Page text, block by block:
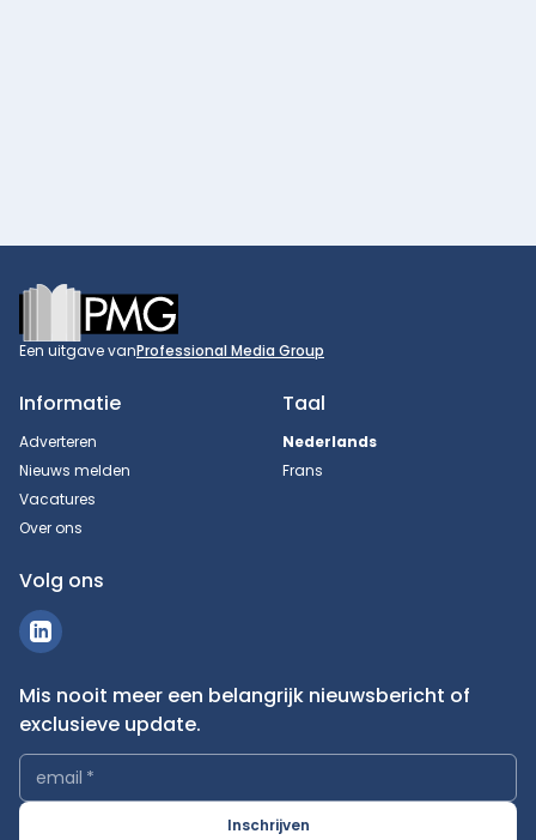
Footer
Een uitgave vanProfessional Media Group
Informatie
Adverteren
Nieuws melden
Vacatures
Over ons
Taal
Nederlands
Frans
Volg ons
Mis nooit meer een belangrijk nieuwsbericht of
exclusieve update.
email *
Inschrijven